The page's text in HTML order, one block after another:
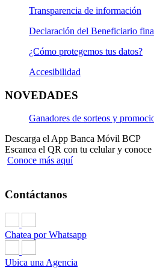
Transparencia de información
Declaración del Beneficiario
¿Cómo protegemos tus datos?
Accesibilidad
NOVEDADES
Ganadores de sorteos y
Descarga el App Banca Móvil BCP
Escanea el QR con tu celular y conoce
Conoce más aquí
Contáctanos
Chatea por Whatsapp
Ubica una Agencia